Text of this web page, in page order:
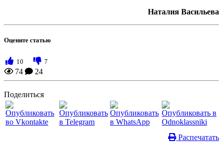
Наталия Васильева
Оцените статью
10 7
74 24
Поделиться
Распечатать